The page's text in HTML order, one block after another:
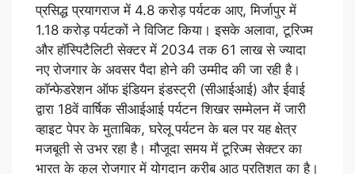
प्रसिद्ध प्रयागराज में 4.8 करोड़ पर्यटक आए, मिर्जापुर में
1.18 करोड़ पर्यटकों ने विजिट किया। इसके अलावा, टूरिज्म
और हॉस्पिटैलिटी सेक्टर में 2034 तक 61 लाख से ज्यादा
नए रोजगार के अवसर पैदा होने की उम्मीद की जा रही है।
कॉन्फेडरेशन ऑफ इंडियन इंडस्ट्री (सीआईआई) और ईवाई
द्वारा 18वें वार्षिक सीआईआई पर्यटन शिखर सम्मेलन में जारी
व्हाइट पेपर के मुताबिक, घरेलू पर्यटन के बल पर यह क्षेत्र
मजबूती से उभर रहा है। मौजूदा समय में टूरिज्म सेक्टर का
भारत के कुल रोजगार में योगदान करीब आठ प्रतिशत का है।